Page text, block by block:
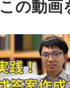
この動画